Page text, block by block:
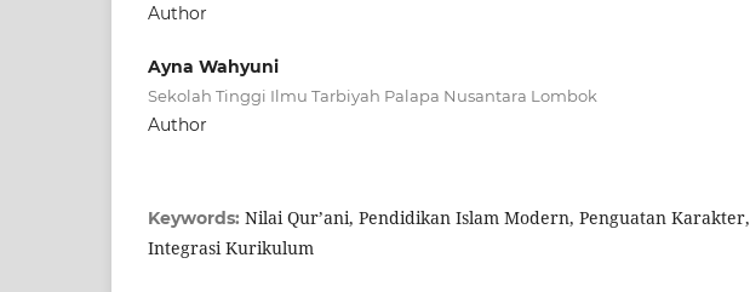
Author
Ayna Wahyuni
Sekolah Tinggi Ilmu Tarbiyah Palapa Nusantara Lombok
Author
Keywords: Nilai Qur’ani, Pendidikan Islam Modern, Penguatan Karakter,
Integrasi Kurikulum